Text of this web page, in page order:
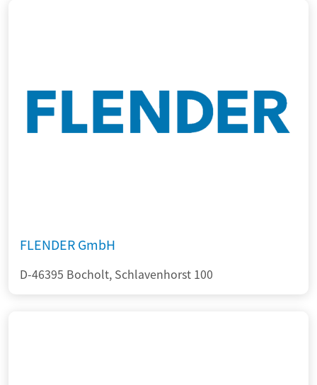
FLENDER GmbH
D-46395 Bocholt, Schlavenhorst 100